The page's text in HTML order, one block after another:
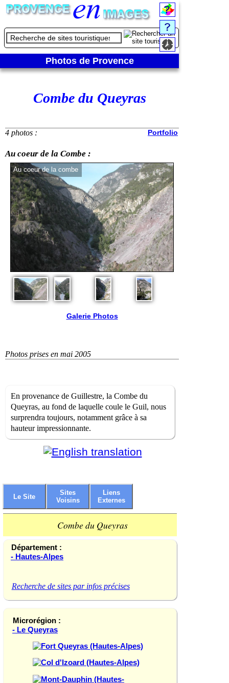
Photos de Provence
Combe du Queyras
4 photos : Portfolio
Au coeur de la Combe :
Au coeur de la combe
Galerie Photos
Photos prises en mai 2005
En provenance de Guillestre, la Combe du
Queyras, au fond de laquelle coule le Guil, nous
surprendra toujours, notamment grâce à sa
hauteur impressionnante.
Le Site
Sites
Voisins
Liens
Externes
Combe du Queyras
Département :
- Hautes-Alpes
Recherche de sites par infos précises
Microrégion :
- Le Queyras